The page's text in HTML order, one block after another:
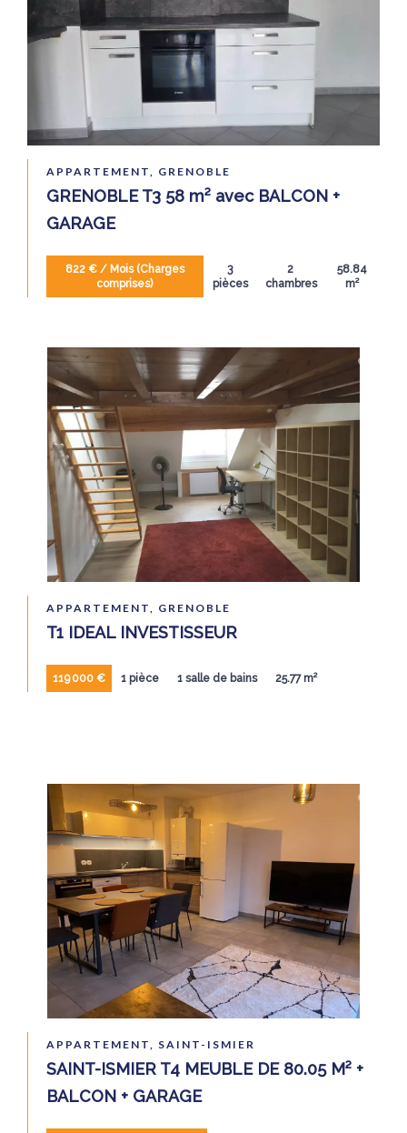
APPARTEMENT, GRENOBLE
GRENOBLE T3 58 m² avec BALCON +
GARAGE
822 € / Mois (Charges
comprises)
3
pièces
2
chambres
58.84
m²
APPARTEMENT, GRENOBLE
T1 IDEAL INVESTISSEUR
119 000 € 1 pièce 1 salle de bains 25.77 m²
APPARTEMENT, SAINT-ISMIER
SAINT-ISMIER T4 MEUBLE DE 80.05 M² +
BALCON + GARAGE